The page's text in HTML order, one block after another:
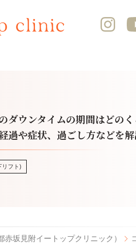
リフト)
ダウンタイムの期間はどの
過や症状、過ごし方などを
赤坂見附イートップクリニック）